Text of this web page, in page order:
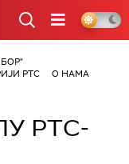
РТС О НАМА
РТС-